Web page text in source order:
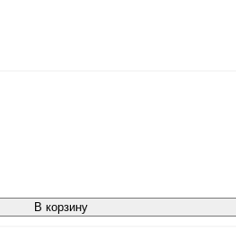
В корзину